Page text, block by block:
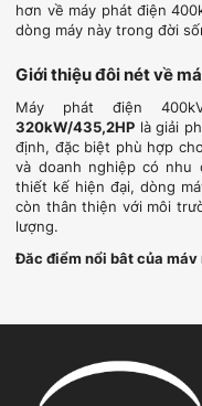
hơn về máy phát điện
dòng máy này trong đời
Giới thiệu đôi nét về
Máy phát điện
320kW/435,2HP là giải
định, đặc biệt phù hợp
và doanh nghiệp có nhu
thiết kế hiện đại, dòng
còn thân thiện với môi
lượng.
Đặc điểm nổi bật của
Điện áp tiêu chuẩn: